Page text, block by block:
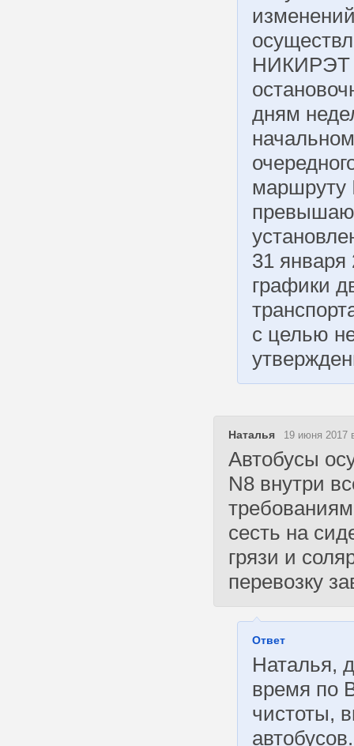
НИКИРЭТ
дням
маршруту
31
графики
с целью
Наталья 19 июня 2017
Автобусы
N8 внутри
сесть на
грязи и
перевозку
Ответ
Наталья,
время по
чистоты,